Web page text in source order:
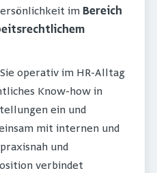
im Bereich
operativ im HR-Alltag
Know-how in
ein und
mit internen und
und
verbindet